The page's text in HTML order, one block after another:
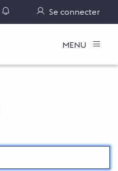
Gérer ses notifications
Se connecter
MENU